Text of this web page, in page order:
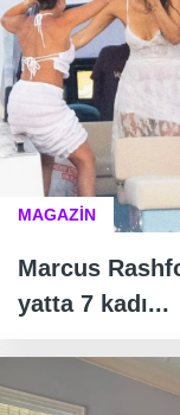
MAGAZİN
Marcus
yatta 7 kadı...